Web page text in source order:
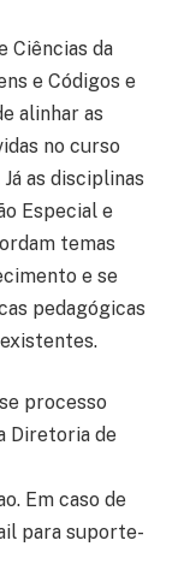
Ciências da
e Códigos e
alinhar as
no curso
as disciplinas
Especial e
temas
e se
pedagógicas
processo
Diretoria de
Em caso de
para suporte-